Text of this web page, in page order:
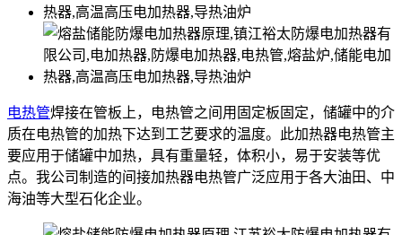
电热管焊接在管板上，电热管之间用固定板固定，储罐中的介
质在电热管的加热下达到工艺要求的温度。此加热器电热管主
要应用于储罐中加热，具有重量轻，体积小，易于安装等优
点。我公司制造的间接加热器电热管广泛应用于各大油田、中
海油等大型石化企业。